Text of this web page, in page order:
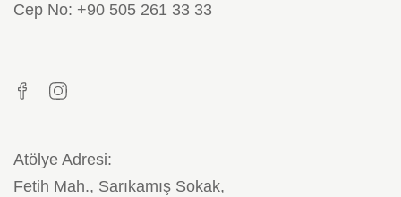
Cep No: +90 505 261 33 33
Atölye Adresi:
Fetih Mah., Sarıkamış Sokak,